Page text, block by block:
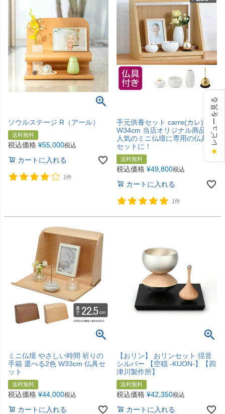
ソウルステージ R（アール）
送料無料
税込価格 ¥55,000税込
カートに入れる
1件
手元供養セット carre(カレ)
W34cm 当店オリジナル商品、
人気のミニ仏壇に専用の仏具を
セットに！
送料無料
税込価格 ¥49,800税込
カートに入れる
1件
ミニ仏壇 やさしい時間 祈りの
手箱 選べる2色 W33cm 仏具セ
ット
送料無料
税込価格 ¥44,000税込
カートに入れる
【おリン】 おリンセット 揺音
シルバー 【空穏 -KUON-】【四
津川製作所】
送料無料
税込価格 ¥42,350税込
カートに入れる
★
レビューを見る